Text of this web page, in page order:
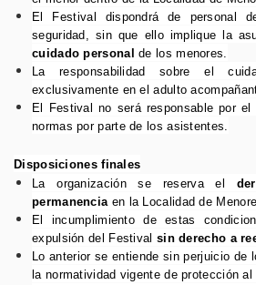
El Festival dispondrá de personal
seguridad, sin que ello implique la
cuidado personal de los menores.
La responsabilidad sobre el
exclusivamente en el adulto
El Festival no será responsable por
normas por parte de los asistentes.
Disposiciones finales
La organización se reserva el
permanenciaen la Localidad de
El incumplimiento de estas
expulsión del Festival sin derecho a
Lo anterior se entiende sin perjuicio de
la normatividad vigente de protección al